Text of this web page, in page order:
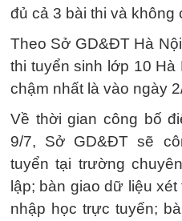
đủ cả 3 bài thi và không
Theo Sở GD&ĐT Hà
thi tuyển sinh lớp 10 Hà
chậm nhất là vào ngày
Về thời gian công bố
9/7, Sở GD&ĐT sẽ
tuyển tại trường
lập; bàn giao dữ liệu
nhập học trực tuyến;